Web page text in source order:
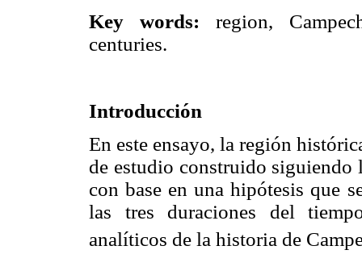
Key words: region,
centuries.
Introducción
En este ensayo, la región
de estudio construido
con base en una hipótesis que
las tres duraciones del
analíticos de la historia de